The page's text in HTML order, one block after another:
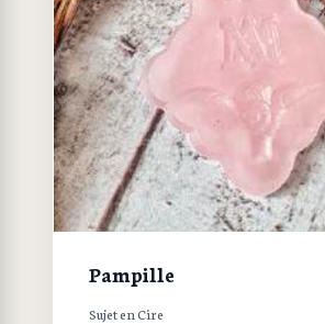
Pampille
Sujet en Cire